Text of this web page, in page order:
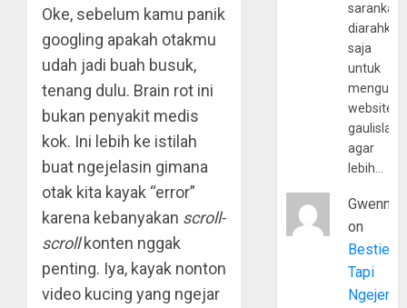
Oke, sebelum kamu panik
googling apakah otakmu
udah jadi buah busuk,
tenang dulu. Brain rot ini
bukan penyakit medis
kok. Ini lebih ke istilah
buat ngejelasin gimana
otak kita kayak “error”
karena kebanyakan scroll-
scrollkonten nggak
penting. Iya, kayak nonton
video kucing yang ngejar
sarankan,
diarahkan
saja
untuk
website
agar
lebih…
Gwenny
on
Bestie
Tapi